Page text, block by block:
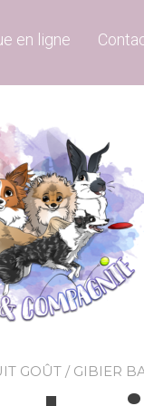
en ligne
GOÛT / GIBIER